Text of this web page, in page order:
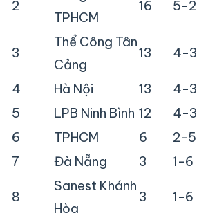
2
TPHCM
16 5-2
3
Thể Công Tân
Cảng
13 4-3
4 Hà Nội 13 4-3
5
LPB Ninh Bình 12 4-3
6
TPHCM 6 2-5
7
Đà Nẵng 3 1-6
8
Sanest Khánh
Hòa
3 1-6